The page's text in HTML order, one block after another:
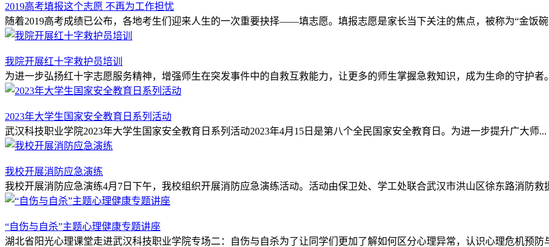
2019高考填报这个志愿 不再为工作担忧
随着2019高考成绩已公布，各地考生们迎来人生的一次重要抉择——填志愿。填报志愿是家长当下关注的焦点，被称为“金饭碗
我院开展红十字救护员培训
为进一步弘扬红十字志愿服务精神，增强师生在突发事件中的自救互救能力，让更多的师生掌握急救知识，成为生命的守护者
2023年大学生国家安全教育日系列活动
武汉科技职业学院2023年大学生国家安全教育日系列活动2023年4月15日是第八个全民国家安全教育日。为进一步提升广大师...
我校开展消防应急演练
我校开展消防应急演练4月7日下午，我校组织开展消防应急演练活动。活动由保卫处、学工处联合武汉市洪山区徐东路消防救
“自伤与自杀”主题心理健康专题讲座
湖北省阳光心理课堂走进武汉科技职业学院专场二：自伤与自杀为了让同学们更加了解如何区分心理异常，认识心理危机预防